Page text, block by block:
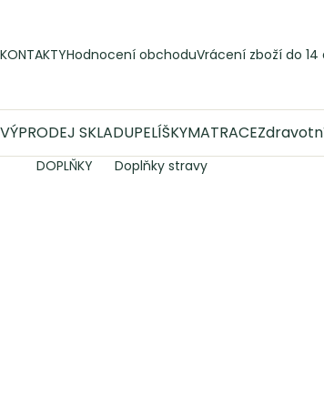
KONTAKTYHodnocení obchoduVrácení zboží do 14
VÝPRODEJ SKLADUPELÍŠKYMATRACE
DOPLŇKY Doplňky stravy